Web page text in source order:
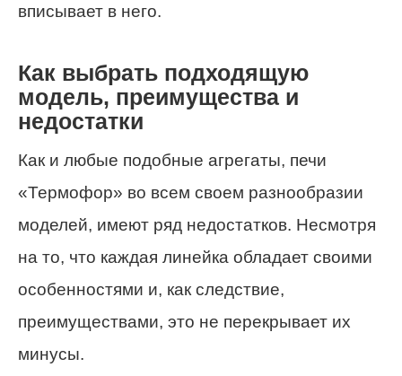
вписывает в него.
Как выбрать подходящую
модель, преимущества и
недостатки
Как и любые подобные агрегаты, печи
«Термофор» во всем своем разнообразии
моделей, имеют ряд недостатков. Несмотря
на то, что каждая линейка обладает своими
особенностями и, как следствие,
преимуществами, это не перекрывает их
минусы.